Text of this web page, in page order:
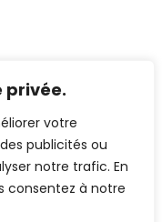
privée.
votre
publicités ou
notre trafic. En
consentez à notre
-